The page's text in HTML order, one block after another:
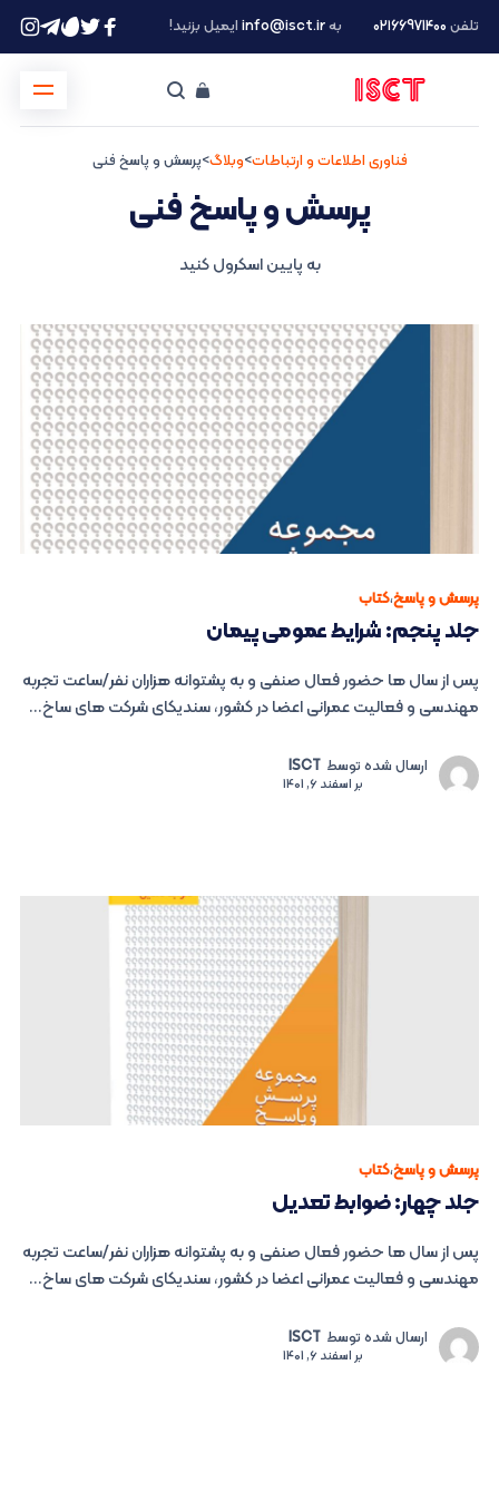
تلفن ۰۲۱66971400 بهinfo@isct.irایمیل بزنید!
فناوری اطلاعات و ارتباطات>وبلاگ>پرسش و پاسخ فنی
پرسش و پاسخ فنی
به پایین اسکرول کنید
پرسش و پاسخ،کتاب
جلد پنجم: شرایط عمومی پیمان
پس از سال ها حضور فعال صنفی و به پشتوانه هزاران نفر/ساعت تجربه
مهندسی و فعالیت عمرانی اعضا در کشور، سندیکای شرکت های ساخ...
ارسال شده توسط ISCT
براسفند 6, 1401
پرسش و پاسخ،کتاب
جلد چهار: ضوابط تعدیل
پس از سال ها حضور فعال صنفی و به پشتوانه هزاران نفر/ساعت تجربه
مهندسی و فعالیت عمرانی اعضا در کشور، سندیکای شرکت های ساخ...
ارسال شده توسط ISCT
براسفند 6, 1401